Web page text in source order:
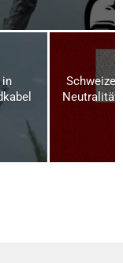
in
Neutralität